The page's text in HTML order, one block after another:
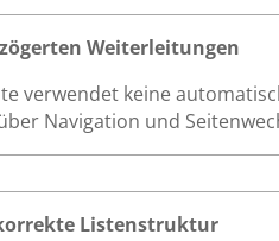
Weiterleitungen
verwendet keine
Navigation und
Listenstruktur